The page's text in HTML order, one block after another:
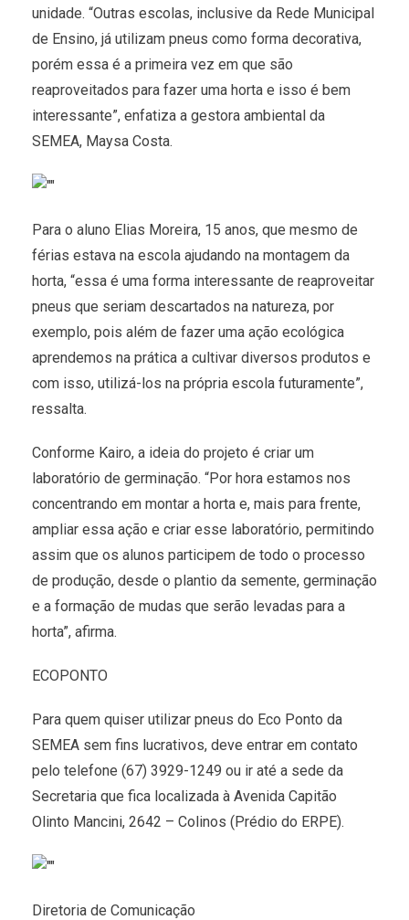
unidade. “Outras escolas, inclusive da Rede Municipal
de Ensino, já utilizam pneus como forma decorativa,
porém essa é a primeira vez em que são
reaproveitados para fazer uma horta e isso é bem
interessante”, enfatiza a gestora ambiental da
SEMEA, Maysa Costa.
Para o aluno Elias Moreira, 15 anos, que mesmo de
férias estava na escola ajudando na montagem da
horta, “essa é uma forma interessante de reaproveitar
pneus que seriam descartados na natureza, por
exemplo, pois além de fazer uma ação ecológica
aprendemos na prática a cultivar diversos produtos e
com isso, utilizá-los na própria escola futuramente”,
ressalta.
Conforme Kairo, a ideia do projeto é criar um
laboratório de germinação. “Por hora estamos nos
concentrando em montar a horta e, mais para frente,
ampliar essa ação e criar esse laboratório, permitindo
assim que os alunos participem de todo o processo
de produção, desde o plantio da semente, germinação
e a formação de mudas que serão levadas para a
horta”, afirma.
ECOPONTO
Para quem quiser utilizar pneus do Eco Ponto da
SEMEA sem fins lucrativos, deve entrar em contato
pelo telefone (67) 3929-1249 ou ir até a sede da
Secretaria que fica localizada à Avenida Capitão
Olinto Mancini, 2642 – Colinos (Prédio do ERPE).
Diretoria de Comunicação